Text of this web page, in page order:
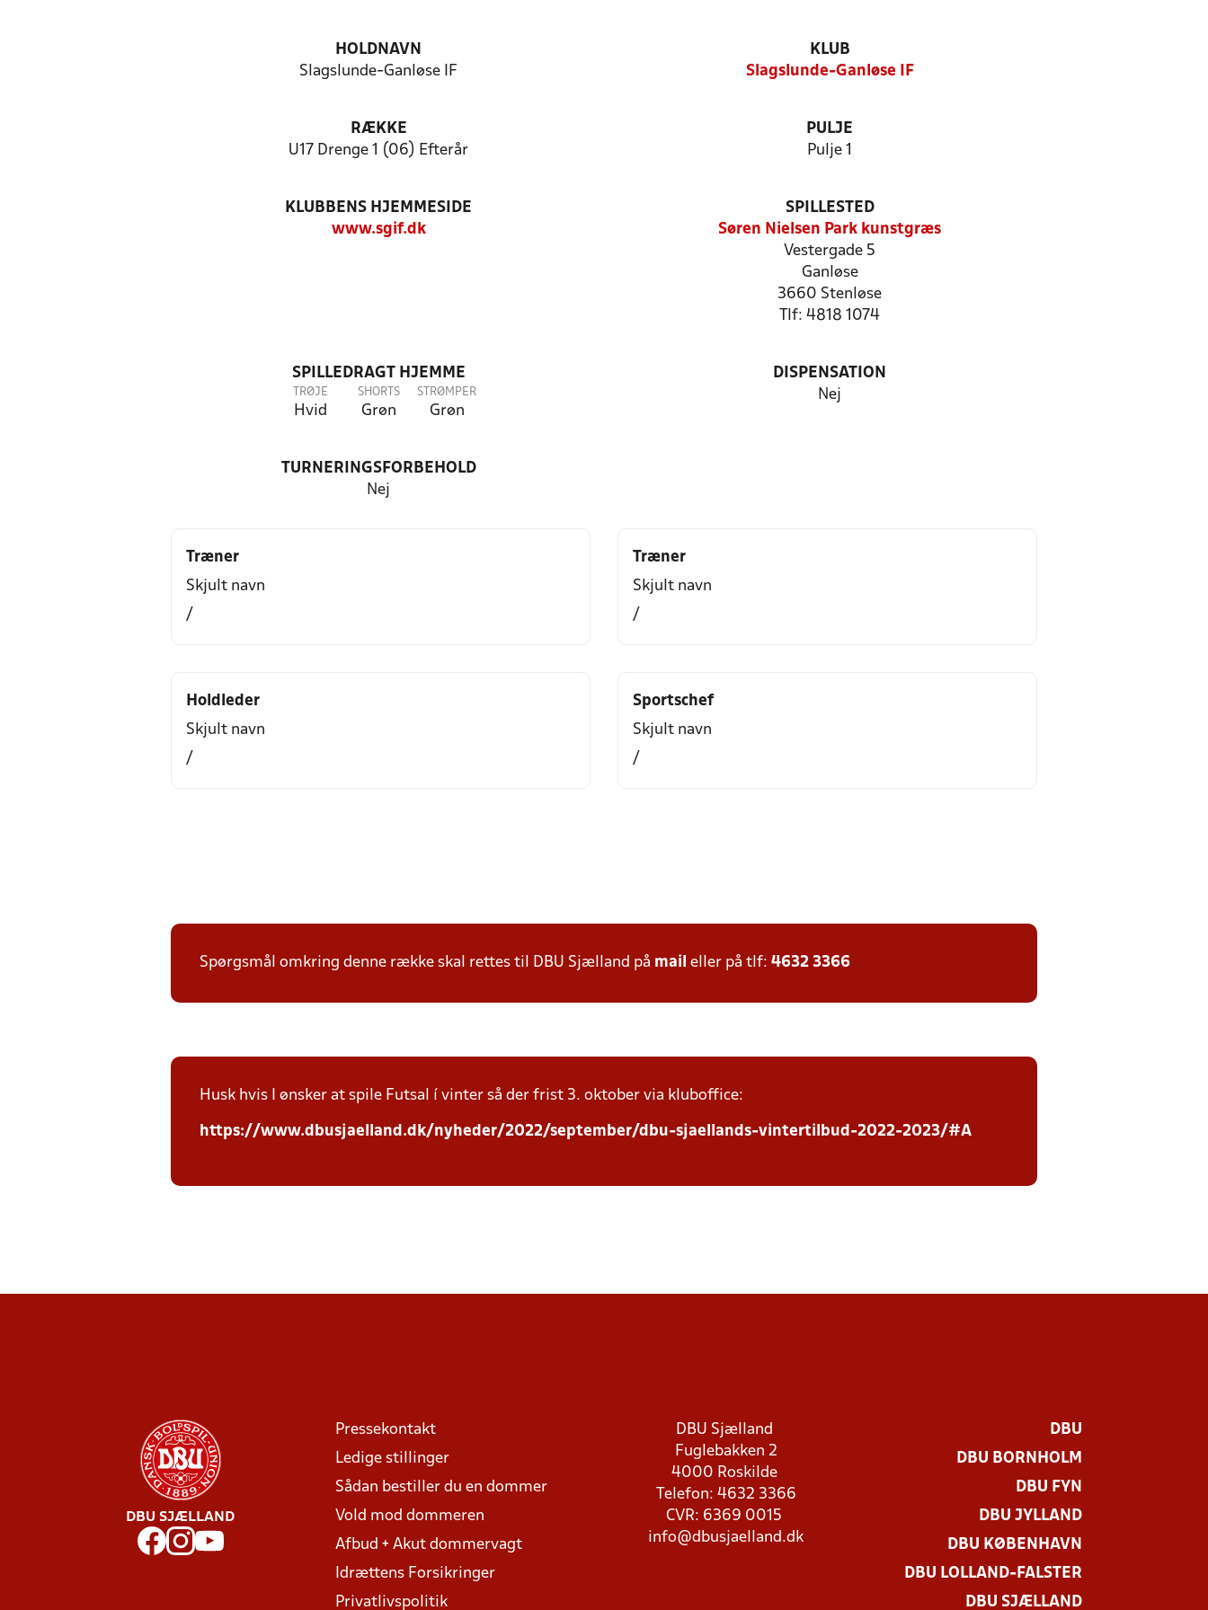
HOLDNAVN
Slagslunde-Ganløse IF
KLUB
Slagslunde-Ganløse IF
RÆKKE
U17 Drenge 1 (06) Efterår
PULJE
Pulje 1
KLUBBENS HJEMMESIDE
www.sgif.dk
SPILLESTED
Søren Nielsen Park kunstgræs
Vestergade 5
Ganløse
3660 Stenløse
Tlf: 4818 1074
SPILLEDRAGT HJEMME
TRØJE
Hvid
SHORTS
Grøn
STRØMPER
Grøn
DISPENSATION
Nej
TURNERINGSFORBEHOLD
Nej
Træner
Skjult navn
/
Træner
Skjult navn
/
Holdleder
Skjult navn
/
Sportschef
Skjult navn
/
Spørgsmål omkring denne række skal rettes til DBU Sjælland på mail eller på tlf: 4632 3366
Husk hvis I ønsker at spile Futsal í vinter så der frist 3. oktober via kluboffice:
https://www.dbusjaelland.dk/nyheder/2022/september/dbu-sjaellands-vintertilbud-2022-2023/#A
DBU SJÆLLAND
Pressekontakt
Ledige stillinger
Sådan bestiller du en dommer
Vold mod dommeren
Afbud + Akut dommervagt
Idrættens Forsikringer
Privatlivspolitik
DBU Sjælland
Fuglebakken 2
4000 Roskilde
Telefon: 4632 3366
CVR: 6369 0015
info@dbusjaelland.dk
DBU
DBU BORNHOLM
DBU FYN
DBU JYLLAND
DBU KØBENHAVN
DBU LOLLAND-FALSTER
DBU SJÆLLAND